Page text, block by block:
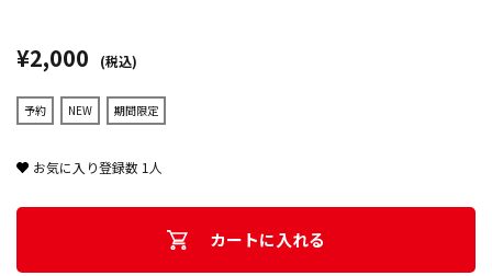
¥2,000 (税込)
予約 NEW 期間限定
お気に入り登録数 1 人
カートに入れる